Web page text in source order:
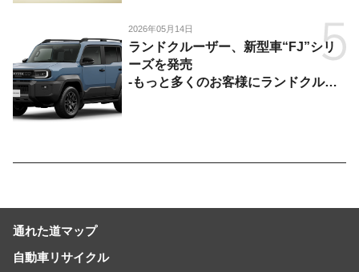
2026年05月14日
ランドクルーザー、新型車“FJ”シリ
ーズを発売
-もっと多くのお客様にランドクルー
通れた道マップ
自動車リサイクル